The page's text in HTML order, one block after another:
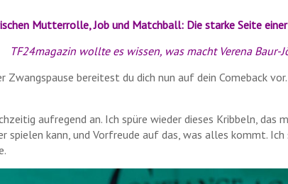
Mutterrolle, Job und Matchball: Die starke Seite
TF24magazin wollte es wissen, was macht Verena Baur-
Zwangspause bereitest du dich nun auf dein Comeback
aufregend an. Ich spüre wieder dieses Kribbeln, das
spielen kann, und Vorfreude auf das, was alles kommt.